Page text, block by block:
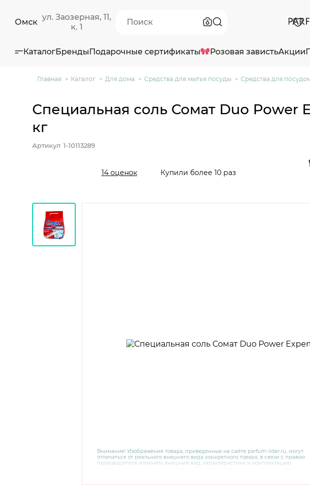
Омск
ул. Заозерная, 11,
к. 1
КаталогБрендыПодарочные сертификаты Розовая завистьАкции
Главная Каталог Для дома Средства для мытья посуды Средства для
Внимание! Изображения товара, приведенные на сайте parfum-lider.ru, могут
отличаться от реального внешнего вида конкретного товара, в связи с правом
производителя изменять внешний вид, характеристики и комплектацию
консультантов по номеру 8 800 200 78 80.
Специальная соль Сомат Duo Power
кг
Артикул 1-10113289
14 оценок Купили более 10 раз